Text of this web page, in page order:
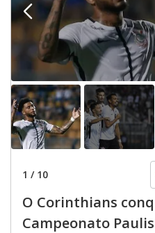
1 / 10
O Corinthians
Campeonato